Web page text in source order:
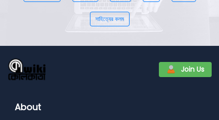
সাহিত্যের কলম
Join Us
About